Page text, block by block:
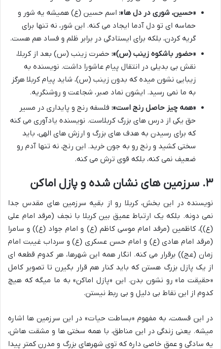
«حسین، شوری در دل ها»: اسم حسین (ع) همیشه یه شور و
حماسه ای تو دل آدما ایجاد می کنه. این شور، نه تنها برای
گریه کردن، بلکه برای ایستادگی در برابر ظلم و فساد هم هست.
«حضور باشکوه زینب (س)»: حضرت زینب (س) بعد از کربلا،
نقش بی بدیلی در انتقال پیام عاشورا داشت. نویسنده به
زیبایی نشون میده که بدون زینب (س)، شاید پیام کربلا هرگز
به ما نمی رسید. ایشون نماد صبر، شجاعت و روشنگریه.
«همه چیز حاصل رنج است»: فلسفه رنج و پایداری در مسیر
حق یکی از درس های بزرگ کربلاست. نویسنده یادآوری می کنه
که برای رسیدن به هدف های بزرگ و ارزش های الهی، باید
سختی کشید و رنج رو به جون خرید. این رنج، نه تنها آدم رو
ضعیف نمی کنه، بلکه قوی ترش می کنه.
۳. سرزمین های نشان شده و پازل اماکن
نویسنده در این بخش، کربلا رو از بقیه سرزمین های مقدس جدا
نمی دونه. بلکه یک ارتباط عمیق بین کربلا با نجف (مرقد امام علی
(ع))، کاظمین (مرقد امام موسی کاظم (ع) و امام جواد (ع)) و سامرا
(مرقد امام هادی (ع) و امام حسن عسکری (ع) و سرداب غیبت امام
زمان (عج)) برقرار می کنه. انگار همه این شهرها، هر کدوم قطعه ای
از یک پازل بزرگ هستن که باید کنار هم قرار بگیرن تا تصویر کامل
«حقیقت ما» رو نشون بدن. این «پازل اماکن» به ما میگه که هیچ
کدوم از این نقاط بی دلیل و بی ربط نیستن.
در این قسمت، به مفهوم «بساطت حیات» در این سرزمین ها اشاره
میشه. یعنی زندگی در این مناطق، با همه سختی ها و مشقت هاش،
یه سادگی و عمق خاصی داره که توی شهرهای بزرگ و مدرن کمتر پیدا